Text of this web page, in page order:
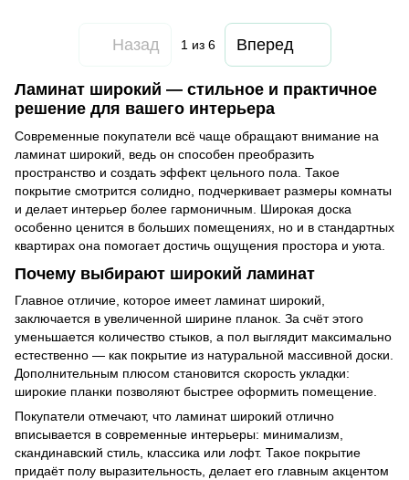
Назад 1из 6 Вперед
Ламинат широкий — стильное и практичное
решение для вашего интерьера
Современные покупатели всё чаще обращают внимание на
ламинат широкий, ведь он способен преобразить
пространство и создать эффект цельного пола. Такое
покрытие смотрится солидно, подчеркивает размеры комнаты
и делает интерьер более гармоничным. Широкая доска
особенно ценится в больших помещениях, но и в стандартных
квартирах она помогает достичь ощущения простора и уюта.
Почему выбирают широкий ламинат
Главное отличие, которое имеет ламинат широкий,
заключается в увеличенной ширине планок. За счёт этого
уменьшается количество стыков, а пол выглядит максимально
естественно — как покрытие из натуральной массивной доски.
Дополнительным плюсом становится скорость укладки:
широкие планки позволяют быстрее оформить помещение.
Покупатели отмечают, что ламинат широкий отлично
вписывается в современные интерьеры: минимализм,
скандинавский стиль, классика или лофт. Такое покрытие
придаёт полу выразительность, делает его главным акцентом